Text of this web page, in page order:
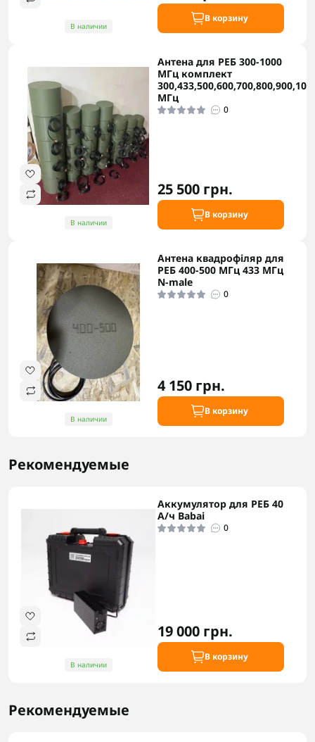
В наличии
В корзину
В наличии
Антена для РЕБ 300-1000
МГц комплект
МГц
0
25 500 грн.
В корзину
В наличии
Антена квадрофіляр для
РЕБ 400-500 МГц 433 МГц
N-male
0
4 150 грн.
В корзину
Рекомендуемые
В наличии
Аккумулятор для РЕБ 40
А/ч Babai
0
19 000 грн.
В корзину
Рекомендуемые